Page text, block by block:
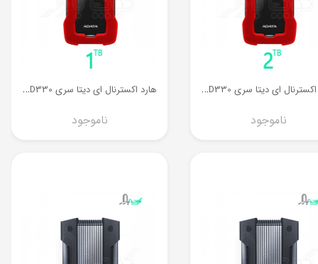
ه
ارد اکسترنال ای دیتا سری HD330 ظرفیت 2 ترابایت
ناموجود
ه
ارد اکسترنال ای دیتا سری HD330 ظرفیت 1 ترابایت
ناموجود